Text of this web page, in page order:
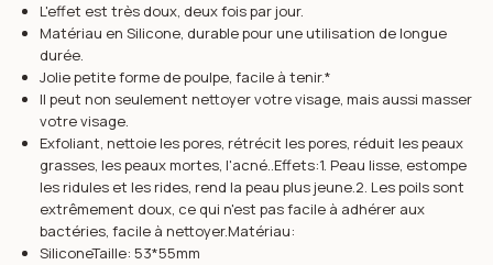
L'effet est très doux, deux fois par jour.
Matériau en Silicone, durable pour une utilisation de longue
durée.
Jolie petite forme de poulpe, facile à tenir.*
Il peut non seulement nettoyer votre visage, mais aussi masser
votre visage.
Exfoliant, nettoie les pores, rétrécit les pores, réduit les peaux
grasses, les peaux mortes, l'acné..Effets:1. Peau lisse, estompe
les ridules et les rides, rend la peau plus jeune.2. Les poils sont
extrêmement doux, ce qui n'est pas facile à adhérer aux
bactéries, facile à nettoyer.Matériau:
SiliconeTaille: 53*55mm